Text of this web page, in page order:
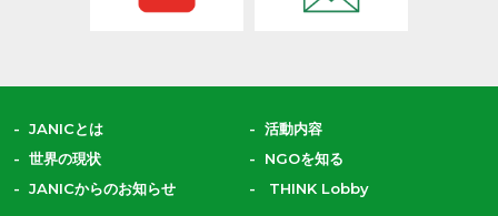
JANICとは
活動内容
世界の現状
NGOを知る
JANICからのお知らせ
THINK Lobby